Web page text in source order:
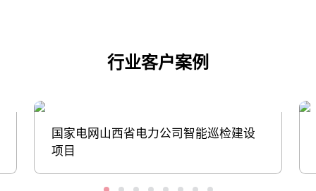
行业客户案例
国家电网山西省电力公司智能巡检建设
项目